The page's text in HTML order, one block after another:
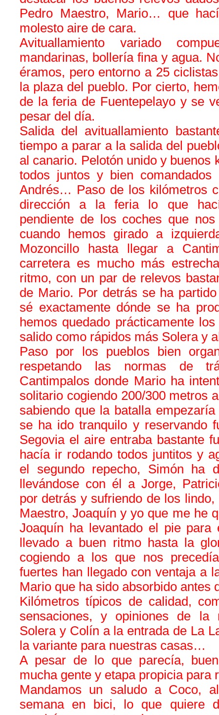
Pedro Maestro, Mario… que
molesto aire de cara.
Avituallamiento variado
mandarinas, bollería fina y agua.
éramos, pero entorno a 25
la plaza del pueblo. Por cierto,
de la feria de Fuentepelayo y se
pesar del día.
Salida del avituallamiento
tiempo a parar a la salida del
al canario. Pelotón unido y buenos
todos juntos y bien comandados
Andrés… Paso de los kilómetros
dirección a la feria lo que
pendiente de los coches que
cuando hemos girado a
Mozoncillo hasta llegar a
carretera es mucho más
ritmo, con un par de relevos
de Mario. Por detrás se ha
sé exactamente dónde se ha
hemos quedado prácticamente
salido como rápidos más Solera y
Paso por los pueblos bien
respetando las normas de
Cantimpalos donde Mario ha
solitario cogiendo 200/300 metros
sabiendo que la batalla
se ha ido tranquilo y reservando
Segovia el aire entraba bastante
hacía ir rodando todos juntitos y
el segundo repecho, Simón ha
llevándose con él a Jorge,
por detrás y sufriendo de los
Maestro, Joaquín y yo que me he
Joaquín ha levantado el pie para
llevado a buen ritmo hasta la
cogiendo a los que nos
fuertes han llegado con ventaja a
Mario que ha sido absorbido antes
Kilómetros típicos de calidad,
sensaciones, y opiniones de la
Solera y Colín a la entrada de La
la variante para nuestras casas…
A pesar de lo que parecía,
mucha gente y etapa propicia para
Mandamos un saludo a Coco,
semana en bici, lo que quiere